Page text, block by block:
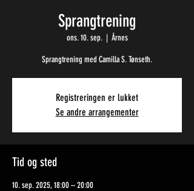
Sprangtrening
ons. 10. sep.
  |
Årnes
Sprangtrening med Camilla S. Tønseth.
Registreringen er lukket
Se andre arrangementer
Tid og sted
10. sep. 2025, 18:00 – 20:00